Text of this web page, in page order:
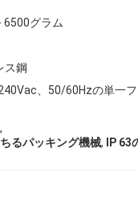
6500グラム
ス鋼
、50/60Hzの単一フ
,
るパッキング機械, IP